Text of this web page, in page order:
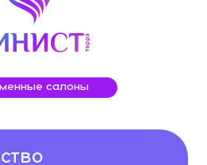
салоны